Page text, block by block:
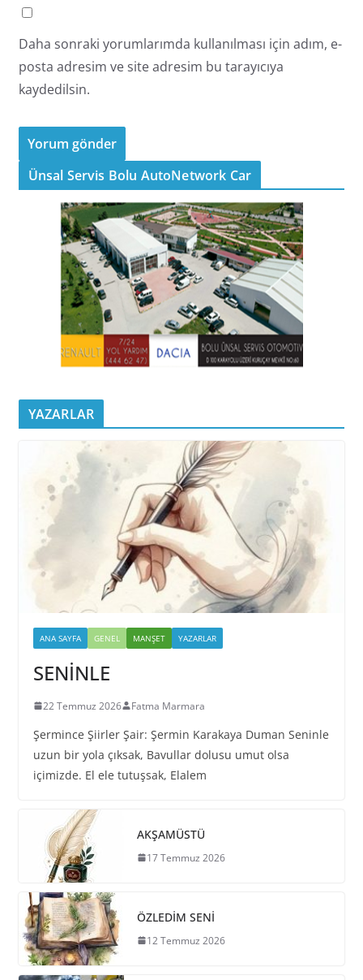
Daha sonraki yorumlarımda kullanılması için adım, e-
posta adresim ve site adresim bu tarayıcıya
kaydedilsin.
Ünsal Servis Bolu AutoNetwork Car
YAZARLAR
ANA SAYFA GENEL MANŞET YAZARLAR
SENİNLE
22 Temmuz 2026 Fatma Marmara
Şermince Şiirler Şair: Şermin Karakaya Duman Seninle
uzun bir yola çıksak, Bavullar dolusu umut olsa
içimizde. El ele tutuşsak, Elalem
AKŞAMÜSTÜ
17 Temmuz 2026
ÖZLEDİM SENİ
12 Temmuz 2026